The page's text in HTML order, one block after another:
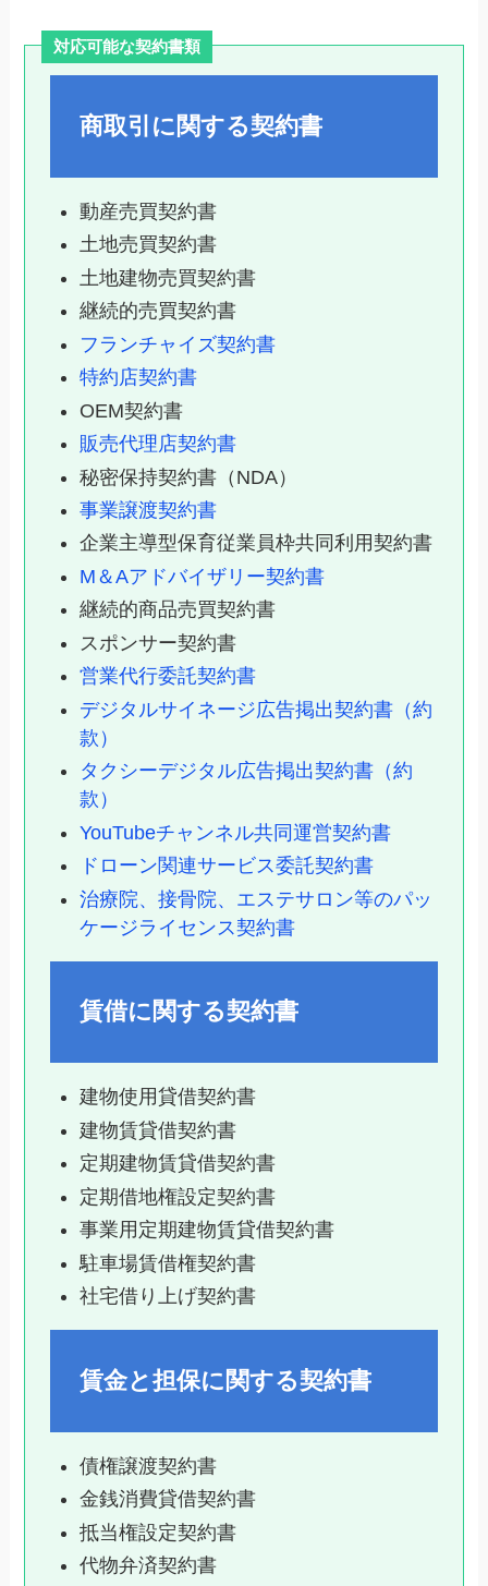
対応可能な契約書類
商取引に関する契約書
動産売買契約書
土地売買契約書
土地建物売買契約書
継続的売買契約書
フランチャイズ契約書
特約店契約書
OEM契約書
販売代理店契約書
秘密保持契約書（NDA）
事業譲渡契約書
企業主導型保育従業員枠共同利用契約書
M＆Aアドバイザリー契約書
継続的商品売買契約書
スポンサー契約書
営業代行委託契約書
デジタルサイネージ広告掲出契約書（約
款）
タクシーデジタル広告掲出契約書（約
款）
YouTubeチャンネル共同運営契約書
ドローン関連サービス委託契約書
治療院、接骨院、エステサロン等のパッ
ケージライセンス契約書
賃借に関する契約書
建物使用貸借契約書
建物賃貸借契約書
定期建物賃貸借契約書
定期借地権設定契約書
事業用定期建物賃貸借契約書
駐車場賃借権契約書
社宅借り上げ契約書
賃金と担保に関する契約書
債権譲渡契約書
金銭消費貸借契約書
抵当権設定契約書
代物弁済契約書